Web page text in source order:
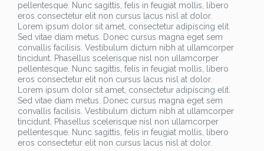
pellentesque. Nunc sagittis, felis in feugiat mollis, libero
eros consectetur elit non cursus lacus nisl at dolor.
Lorem ipsum dolor sit amet, consectetur adipiscing elit.
Sed vitae diam metus. Donec cursus magna eget sem
convallis facilisis. Vestibulum dictum nibh at ullamcorper
tincidunt. Phasellus scelerisque nisl non ullamcorper
pellentesque. Nunc sagittis, felis in feugiat mollis, libero
eros consectetur elit non cursus lacus nisl at dolor.
Lorem ipsum dolor sit amet, consectetur adipiscing elit.
Sed vitae diam metus. Donec cursus magna eget sem
convallis facilisis. Vestibulum dictum nibh at ullamcorper
tincidunt. Phasellus scelerisque nisl non ullamcorper
pellentesque. Nunc sagittis, felis in feugiat mollis, libero
eros consectetur elit non cursus lacus nisl at dolor.